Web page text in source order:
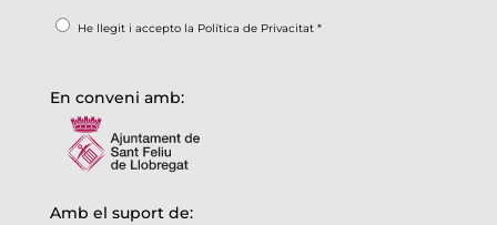
He llegit i accepto la Política de Privacitat*
En conveni amb:
Amb el suport de: